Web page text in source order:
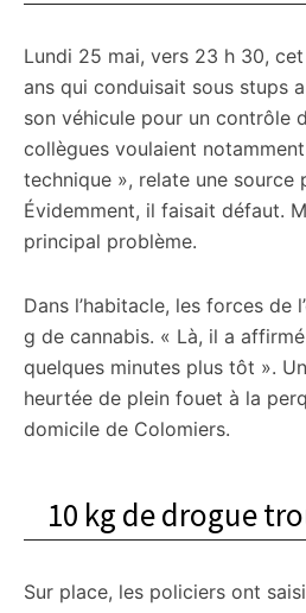
Lundi 25 mai, vers 23 h 30,
ans qui conduisait sous stups
son véhicule pour un contrôle
collègues voulaient
technique », relate une source
Évidemment, il faisait défaut.
principal problème.
Dans l’habitacle, les forces de
g de cannabis. « Là, il a
quelques minutes plus tôt ».
heurtée de plein fouet à la
domicile de Colomiers.
10 kg de drogue
Sur place, les policiers ont